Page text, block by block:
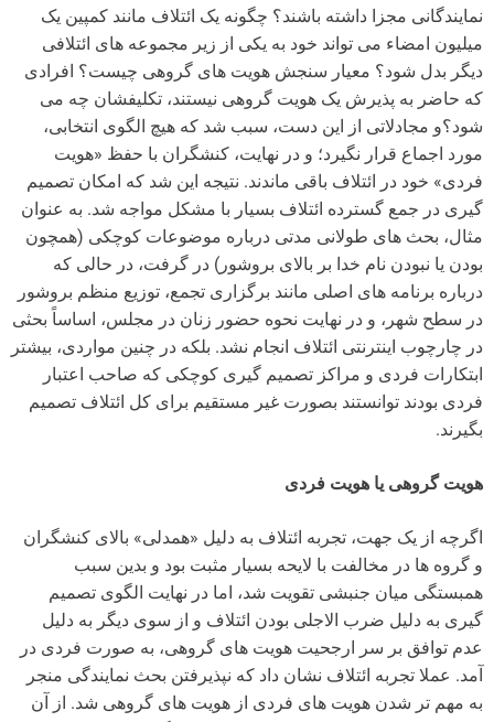
نمایندگانی مجزا داشته باشند؟ چگونه یک ائتلاف مانند کمپین یک
میلیون امضاء می تواند خود به یکی از زیر مجموعه های ائتلافی
دیگر بدل شود؟ معیار سنجش هویت های گروهی چیست؟ افرادی
که حاضر به پذیرش یک هویت گروهی نیستند، تکلیفشان چه می
شود؟و مجادلاتی از این دست، سبب شد که هیچ الگوی انتخابی،
مورد اجماع قرار نگیرد؛ و در نهایت، کنشگران با حفظ «هویت
فردی» خود در ائتلاف باقی ماندند. نتیجه این شد که امکان تصمیم
گیری در جمع گسترده ائتلاف بسیار با مشکل مواجه شد. به عنوان
مثال، بحث های طولانی مدتی درباره موضوعات کوچکی (همچون
بودن یا نبودن نام خدا بر بالای بروشور) در گرفت، در حالی که
درباره برنامه های اصلی مانند برگزاری تجمع، توزیع منظم بروشور
در سطح شهر، و در نهایت نحوه حضور زنان در مجلس، اساساً بحثی
در چارچوب اینترنتی ائتلاف انجام نشد. بلکه در چنین مواردی، بیشتر
ابتکارات فردی و مراکز تصمیم گیری کوچکی که صاحب اعتبار
فردی بودند توانستند بصورت غیر مستقیم برای کل ائتلاف تصمیم
بگیرند.
هویت گروهی یا هویت فردی
اگرچه از یک جهت، تجربه ائتلاف به دلیل «همدلی» بالای کنشگران
و گروه ها در مخالفت با لایحه بسیار مثبت بود و بدین سبب
همبستگی میان جنبشی تقویت شد، اما در نهایت الگوی تصمیم
گیری به دلیل ضرب الاجلی بودن ائتلاف و از سوی دیگر به دلیل
عدم توافق بر سر ارجحیت هویت های گروهی، به صورت فردی در
آمد. عملا تجربه ائتلاف نشان داد که نپذیرفتن بحث نمایندگی منجر
به مهم تر شدن هویت های فردی از هویت های گروهی شد. از آن